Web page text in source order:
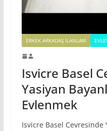
ERKEK ARKADAŞ ILANLARI
Isvicre Basel
Yasiyan
Evlenmek
Isvicre Basel Cevresinde